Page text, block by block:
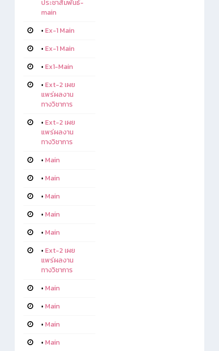
ประชาสัมพันธ์-
main
• Ex-1 Main
• Ex-1 Main
• Ex1-Main
• Ext-2 เผย
แพร่ผลงาน
ทางวิชาการ
• Ext-2 เผย
แพร่ผลงาน
ทางวิชาการ
• Main
• Main
• Main
• Main
• Main
• Ext-2 เผย
แพร่ผลงาน
ทางวิชาการ
• Main
• Main
• Main
• Main